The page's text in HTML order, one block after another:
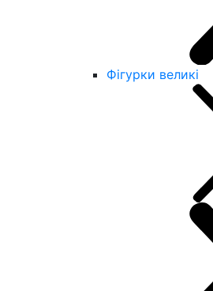
Фігурки великі